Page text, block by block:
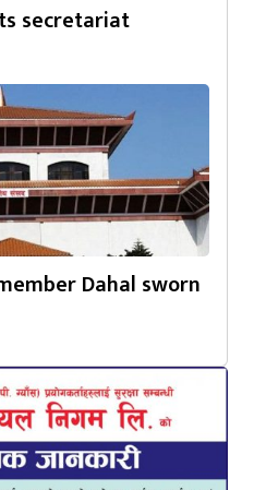
secretariat
Dahal sworn